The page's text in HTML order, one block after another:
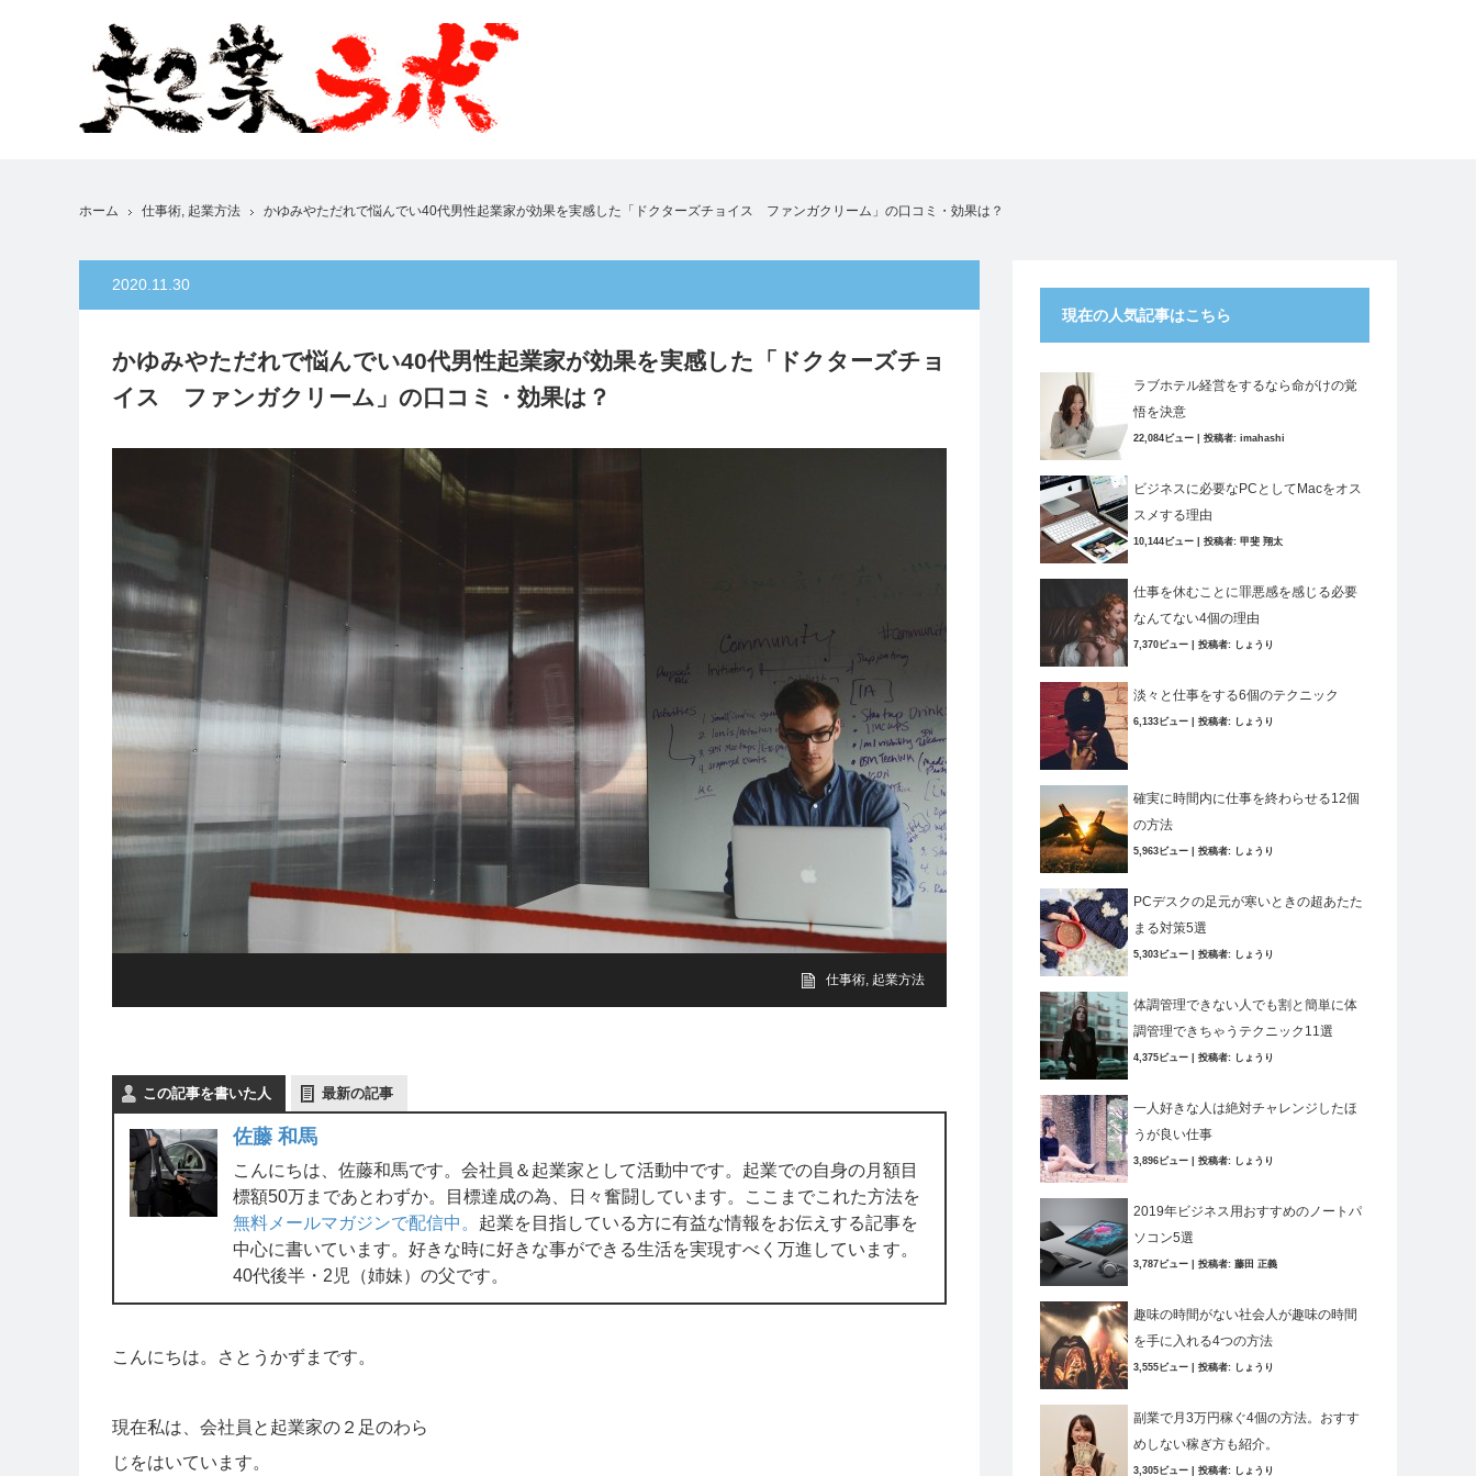
ホーム 仕事術, 起業方法 かゆみやただれで悩んでい40代男性起業家が効果を実感した「ドクターズチョイス ファンガクリーム」の口コミ・効果は？
2020.11.30
かゆみやただれで悩んでい40代男性起業家が効果を実感した「ドクターズチョ
イス ファンガクリーム」の口コミ・効果は？
仕事術, 起業方法
この記事を書いた人 最新の記事
佐藤 和馬
こんにちは、佐藤和馬です。会社員＆起業家として活動中です。起業での自身の月額目
標額50万まであとわずか。目標達成の為、日々奮闘しています。ここまでこれた方法を
無料メールマガジンで配信中。 起業を目指している方に有益な情報をお伝えする記事を
中心に書いています。好きな時に好きな事ができる生活を実現すべく万進しています。
40代後半・2児（姉妹）の父です。
こんにちは。さとうかずまです。
現在私は、会社員と起業家の２足のわら
じをはいています。
現在の人気記事はこちら
ラブホテル経営をするなら命がけの覚
悟を決意
22,084ビュー 投稿者: imahashi
ビジネスに必要なPCとしてMacをオス
スメする理由
10,144ビュー 投稿者: 甲斐 翔太
仕事を休むことに罪悪感を感じる必要
なんてない4個の理由
7,370ビュー 投稿者: しょうり
淡々と仕事をする6個のテクニック
6,133ビュー 投稿者: しょうり
確実に時間内に仕事を終わらせる12個
の方法
5,963ビュー 投稿者: しょうり
PCデスクの足元が寒いときの超あたた
まる対策5選
5,303ビュー 投稿者: しょうり
体調管理できない人でも割と簡単に体
調管理できちゃうテクニック11選
4,375ビュー 投稿者: しょうり
一人好きな人は絶対チャレンジしたほ
うが良い仕事
3,896ビュー 投稿者: しょうり
2019年ビジネス用おすすめのノートパ
ソコン5選
3,787ビュー 投稿者: 藤田 正義
趣味の時間がない社会人が趣味の時間
を手に入れる4つの方法
3,555ビュー 投稿者: しょうり
副業で月3万円稼ぐ4個の方法。おすす
めしない稼ぎ方も紹介。
3,305ビュー 投稿者: しょうり